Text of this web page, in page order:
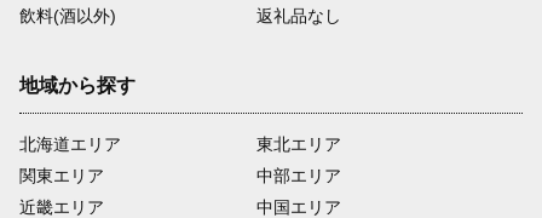
飲料(酒以外)
返礼品なし
地域から探す
北海道エリア
関東エリア
近畿エリア
東北エリア
中部エリア
中国エリア